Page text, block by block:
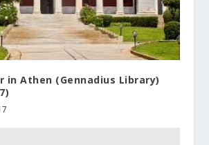
in Athen (Gennadius Library)